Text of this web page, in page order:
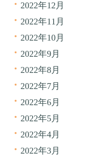
2022年12月
2022年11月
2022年10月
2022年9月
2022年8月
2022年7月
2022年6月
2022年5月
2022年4月
2022年3月